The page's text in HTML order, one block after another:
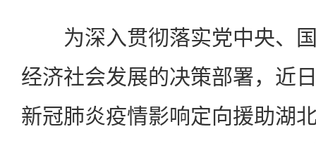
为深入贯彻落实党中央、国
经济社会发展的决策部署，近
新冠肺炎疫情影响定向援助湖